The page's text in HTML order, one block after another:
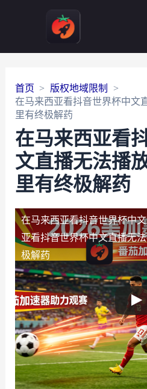
首页
版权地域限制
在马来西亚看抖音世界杯中文
里有终极解药
在马来西亚看
文直播无法播
里有终极解药
在马来西亚看抖音世界杯中
亚看抖音世界杯中文直播无
极解药